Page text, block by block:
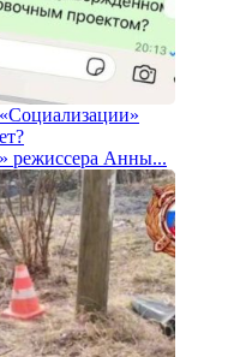
режиссера Анны...